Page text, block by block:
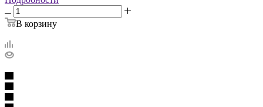
В корзину